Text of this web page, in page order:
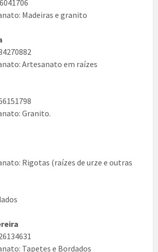
Madeiras e granito
Artesanato em raízes
Granito.
Rigotas (raízes de urze e outras
Tapetes e Bordados